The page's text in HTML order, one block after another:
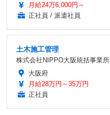
月給24万6,000円～
正社員 / 派遣社員
土木施工管理
株式会社NIPPO大阪統括事業所
大阪府
月給28万円～35万円
正社員